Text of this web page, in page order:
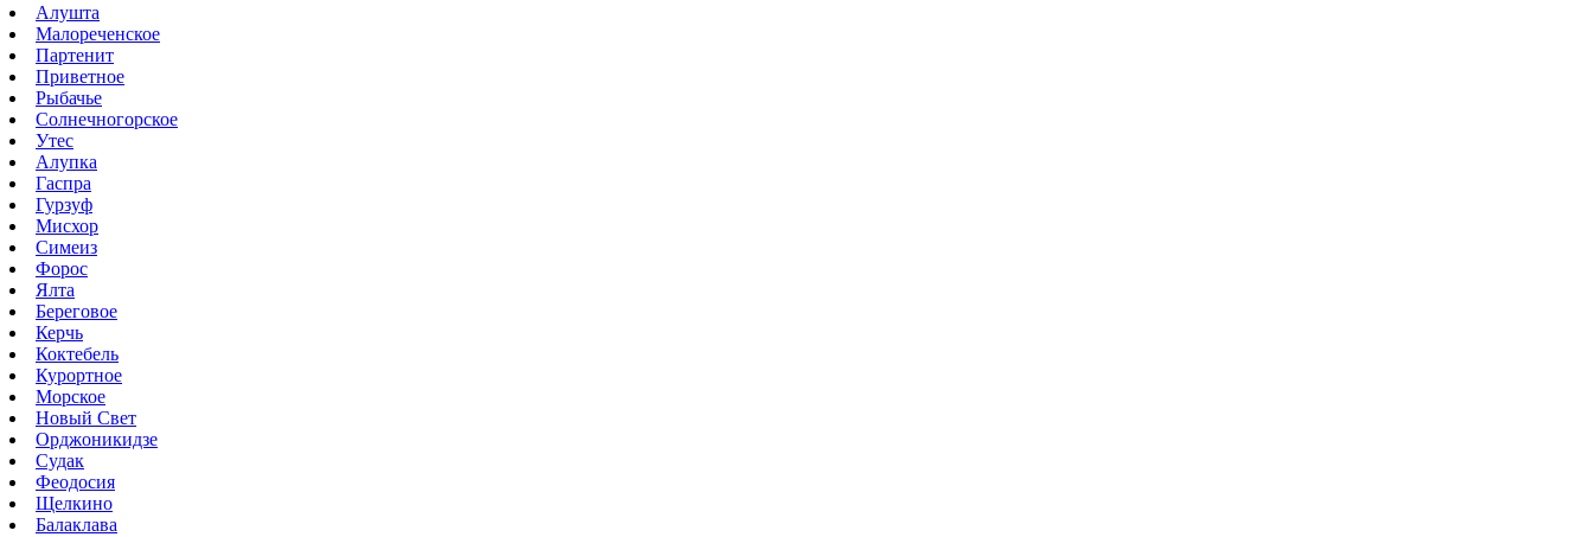
Алушта
Малореченское
Партенит
Приветное
Рыбачье
Солнечногорское
Утес
Алупка
Гаспра
Гурзуф
Мисхор
Симеиз
Форос
Ялта
Береговое
Керчь
Коктебель
Курортное
Морское
Новый Свет
Орджоникидзе
Судак
Феодосия
Щелкино
Балаклава